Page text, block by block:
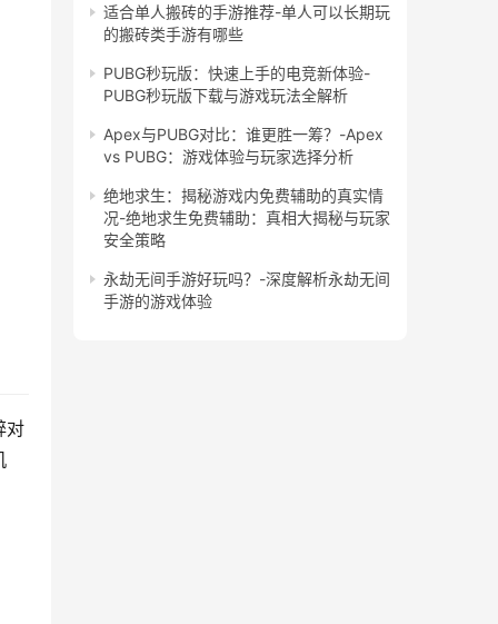
对
适合单人搬砖的手游推荐-单人可以长期玩
的搬砖类手游有哪些
PUBG秒玩版：快速上手的电竞新体验-
PUBG秒玩版下载与游戏玩法全解析
Apex与PUBG对比：谁更胜一筹？-Apex
vs PUBG：游戏体验与玩家选择分析
绝地求生：揭秘游戏内免费辅助的真实情
况-绝地求生免费辅助：真相大揭秘与玩家
安全策略
永劫无间手游好玩吗？-深度解析永劫无间
手游的游戏体验